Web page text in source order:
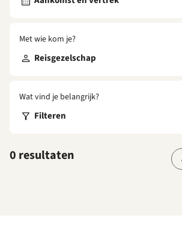
Met wie kom je?
Reisgezelschap
Wat vind je belangrijk?
Filteren
0 resultaten